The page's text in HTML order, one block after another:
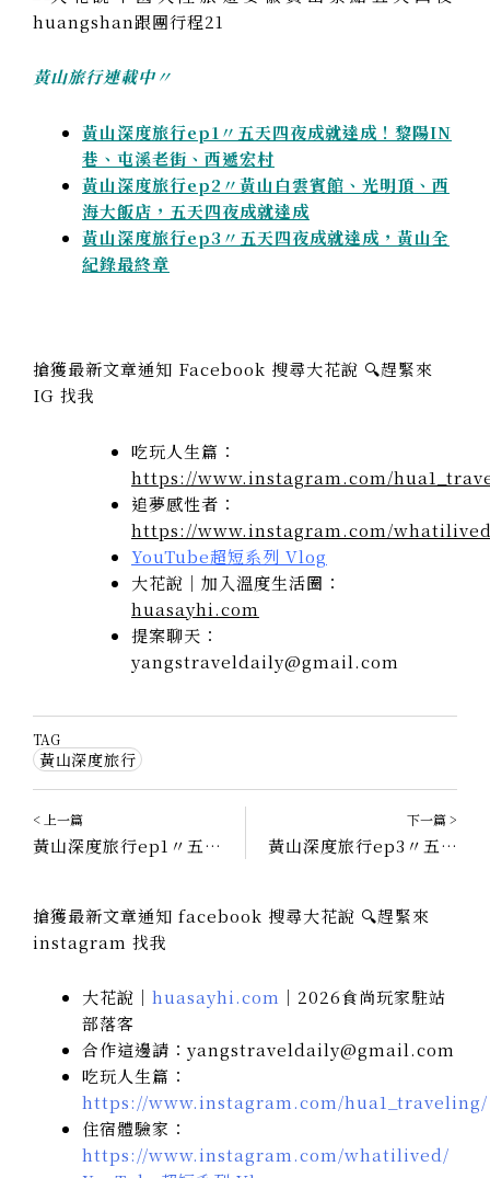
黃山旅行連載中〃
黃山深度旅行ep1〃五天四夜成就達成！黎陽IN
巷、屯溪老街、西遞宏村
黃山深度旅行ep2〃黃山白雲賓館、光明頂、西
海大飯店，五天四夜成就達成
黃山深度旅行ep3〃五天四夜成就達成，黃山全
紀錄最終章
搶獲最新文章通知 Facebook 搜尋大花說 🔍趕緊來
IG 找我
吃玩人生篇：
https://www.instagram.com/
追夢感性者：
https://www.instagram.com/
YouTube超短系列 Vlog
大花說｜加入溫度生活圈：
huasayhi.com
提案聊天：
yangstraveldaily@gmail.com
TAG
黃山深度旅行
< 上一篇
黃山深度旅行ep1〃五天四夜成就達成！黎陽IN巷、屯溪老街、西遞宏村
下一篇 >
黃山深度旅行ep3〃五天四夜成就達成，黃山全紀錄最終章！
搶獲最新文章通知 facebook 搜尋大花說 🔍趕緊來
instagram 找我
大花說｜ huasayhi.com ｜2026食尚玩家駐站
部落客
合作這邊請：yangstraveldaily@gmail.com
吃玩人生篇：
https://www.instagram.com/hua1_traveling/
住宿體驗家：
https://www.instagram.com/whatilived/